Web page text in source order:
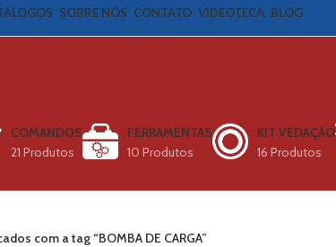
SOBRE NÓS CONTATO VIDEOTECA BLOG
COMANDOS
21 Produtos
FERRAMENTAS
10 Produtos
KIT VEDAÇÃO
16 Produtos
com a tag “BOMBA DE CARGA”